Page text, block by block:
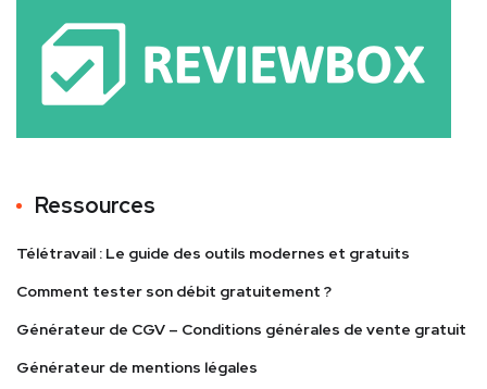
Ressources
Télétravail : Le guide des outils modernes et gratuits
Comment tester son débit gratuitement ?
Générateur de CGV – Conditions générales de vente gratuit
Générateur de mentions légales